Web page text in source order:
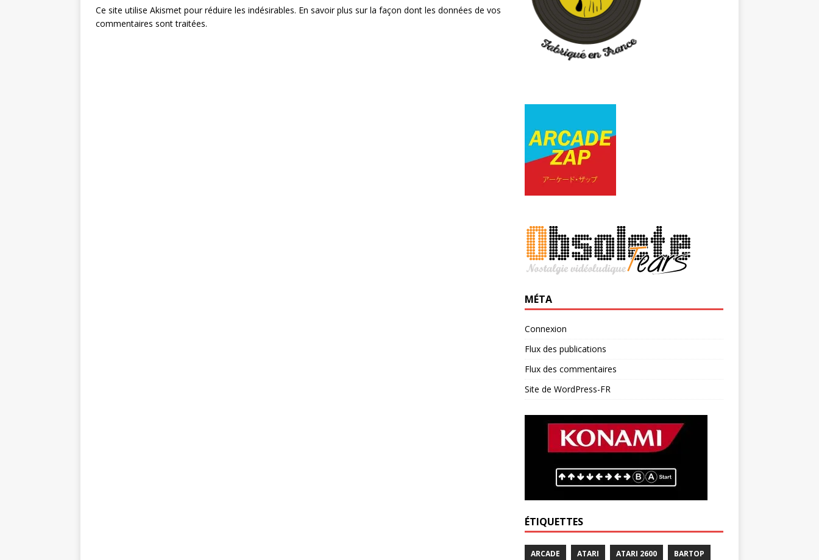
Ce site utilise Akismet pour réduire les indésirables. En savoir plus sur la façon dont les données de vos
commentaires sont traitées.
MÉTA
Connexion
Flux des publications
Flux des commentaires
Site de WordPress-FR
ÉTIQUETTES
ARCADE ATARI ATARI 2600 BARTOP